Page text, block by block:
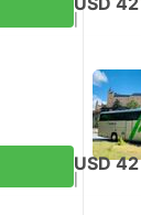
USD 42